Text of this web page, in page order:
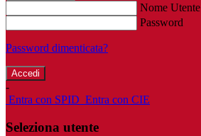
Nome Utente
Password
Password dimenticata?
-
Entra con SPID Entra con CIE
Seleziona utente